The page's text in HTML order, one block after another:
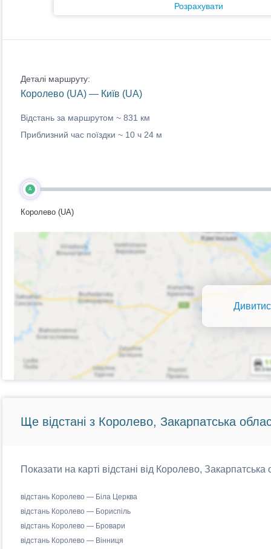
Розрахувати
Деталі маршруту:
Королево (UA) — Київ (UA)
Відстань за маршрутом ~ 831 км
Приблизний час поїздки ~ 10 ч 24 м
A
Королево (UA)
Ще відстані з Королево, Закарпатська
Показати на карті відстані від Королево,
відстань Королево — Біла Церква
відстань Королево — Бориспіль
відстань Королево — Бровари
відстань Королево — Вінниця